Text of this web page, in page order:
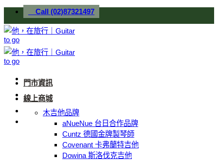
Skip
content
Call (02)87321497
門市資訊
線上商城
木吉他品牌
aNueNue 台日合作品牌
Cuntz 德國金牌製琴師
Covenant 卡弗蘭特吉他
Dowina 斯洛伐克吉他